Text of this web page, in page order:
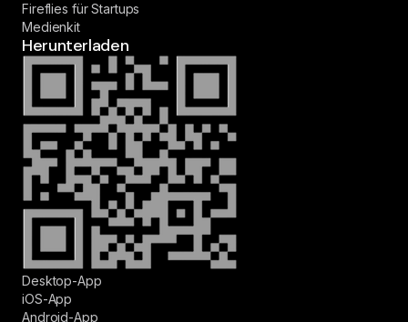
Fireflies für Startups
Medienkit
Herunterladen
Desktop-App
iOS-App
Android-App